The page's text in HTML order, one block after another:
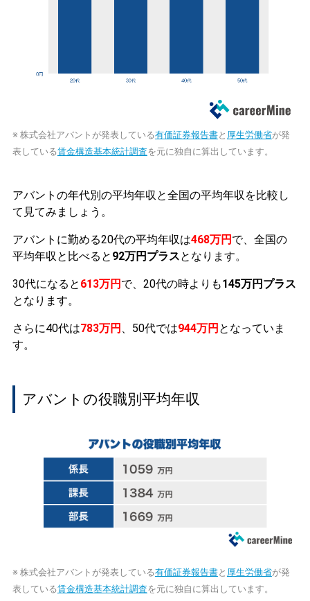
※ 株式会社アバントが発表している有価証券報告書と 厚生労働省が発
表している賃金構造基本統計調査を元に独自に算出しています。
アバントの年代別の平均年収と全国の平均年収を比較し
て見てみましょう。
アバントに勤める20代の平均年収は468万円 で、全国の
平均年収と比べると 92万円プラスとなります。
30代になると 613万円 で、20代の時よりも145万円プラス
となります。
さらに40代は783万円 、50代では944万円 となっていま
す。
アバントの役職別平均年収
※ 株式会社アバントが発表している有価証券報告書と 厚生労働省が発
表している賃金構造基本統計調査を元に独自に算出しています。